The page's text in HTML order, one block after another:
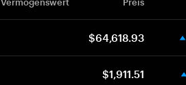
$64,618.93
$1,911.51